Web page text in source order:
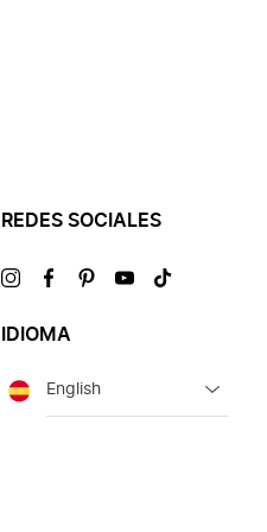
REDES SOCIALES
VisítanosVisítanosVisítanosVisítanosVisítanos
IDIOMA
Idioma